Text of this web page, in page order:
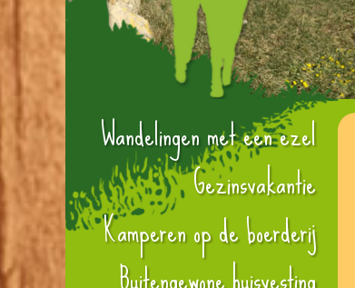
Wandelingen met een ezel
Gezinsvakantie
Kamperen op de boerderij